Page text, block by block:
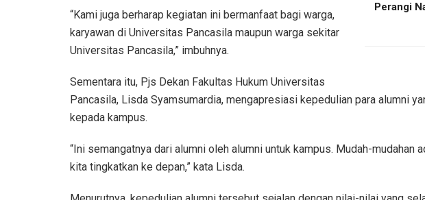
Perangi
“Kami juga berharap kegiatan ini bermanfaat bagi warga,
karyawan di Universitas Pancasila maupun warga sekitar
Universitas Pancasila,” imbuhnya.
Sementara itu, Pjs Dekan Fakultas Hukum Universitas
Pancasila, Lisda Syamsumardia, mengapresiasi kepedulian para alumni
kepada kampus.
“Ini semangatnya dari alumni oleh alumni untuk kampus. Mudah-mudahan
kita tingkatkan ke depan,” kata Lisda.